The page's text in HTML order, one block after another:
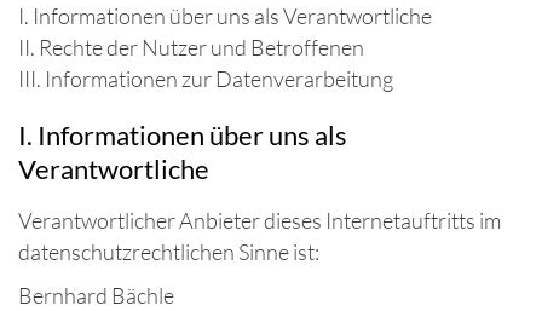
I. Informationen über uns als Verantwortliche
II. Rechte der Nutzer und Betroffenen
III. Informationen zur Datenverarbeitung
I. Informationen über uns als
Verantwortliche
Verantwortlicher Anbieter dieses Internetauftritts im
datenschutzrechtlichen Sinne ist:
Bernhard Bächle